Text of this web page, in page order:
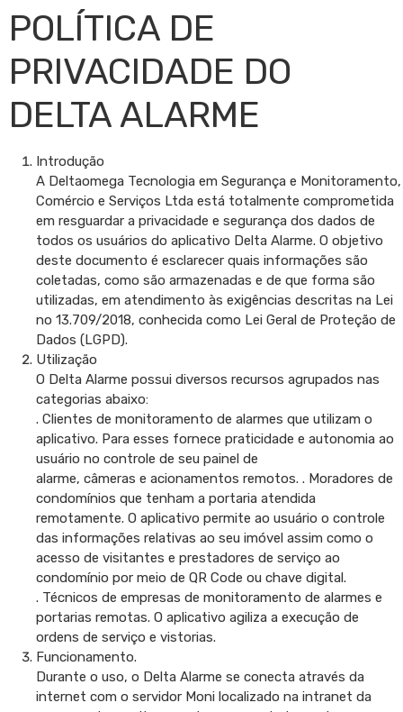
POLÍTICA DE
PRIVACIDADE DO
DELTA ALARME
Introdução
A Deltaomega Tecnologia em Segurança e Monitoramento,
Comércio e Serviços Ltda está totalmente comprometida
em resguardar a privacidade e segurança dos dados de
todos os usuários do aplicativo Delta Alarme. O objetivo
deste documento é esclarecer quais informações são
coletadas, como são armazenadas e de que forma são
utilizadas, em atendimento às exigências descritas na Lei
no 13.709/2018, conhecida como Lei Geral de Proteção de
Dados (LGPD).
Utilização
O Delta Alarme possui diversos recursos agrupados nas
categorias abaixo:
. Clientes de monitoramento de alarmes que utilizam o
aplicativo. Para esses fornece praticidade e autonomia ao
usuário no controle de seu painel de
alarme, câmeras e acionamentos remotos. . Moradores de
condomínios que tenham a portaria atendida
remotamente. O aplicativo permite ao usuário o controle
das informações relativas ao seu imóvel assim como o
acesso de visitantes e prestadores de serviço ao
condomínio por meio de QR Code ou chave digital.
. Técnicos de empresas de monitoramento de alarmes e
portarias remotas. O aplicativo agiliza a execução de
ordens de serviço e vistorias.
Funcionamento.
Durante o uso, o Delta Alarme se conecta através da
internet com o servidor Moni localizado na intranet da